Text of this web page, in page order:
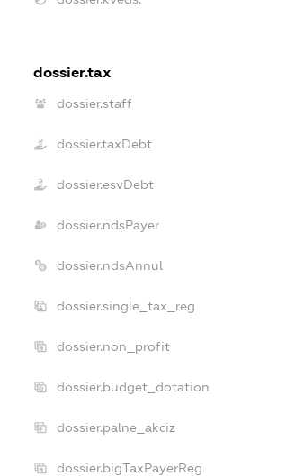
dossier.tax
dossier.staff
dossier.taxDebt
dossier.esvDebt
dossier.ndsPayer
dossier.ndsAnnul
dossier.single_tax_reg
dossier.non_profit
dossier.budget_dotation
dossier.palne_akciz
dossier.bigTaxPayerReg